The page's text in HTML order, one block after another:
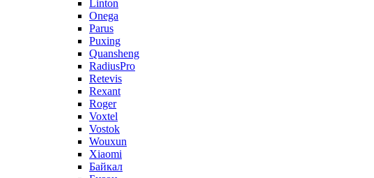
Linton
Onega
Parus
Puxing
Quansheng
RadiusPro
Retevis
Rexant
Roger
Voxtel
Vostok
Wouxun
Xiaomi
Байкал